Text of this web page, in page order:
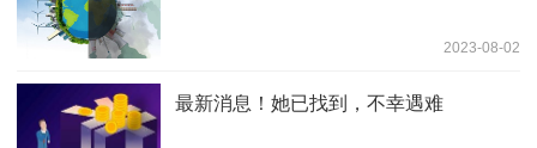
2023-08-02
最新消息！她已找到，不幸遇难